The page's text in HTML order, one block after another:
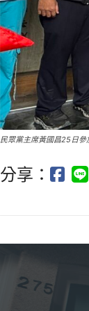
民眾黨主席黃國昌25日
分享：